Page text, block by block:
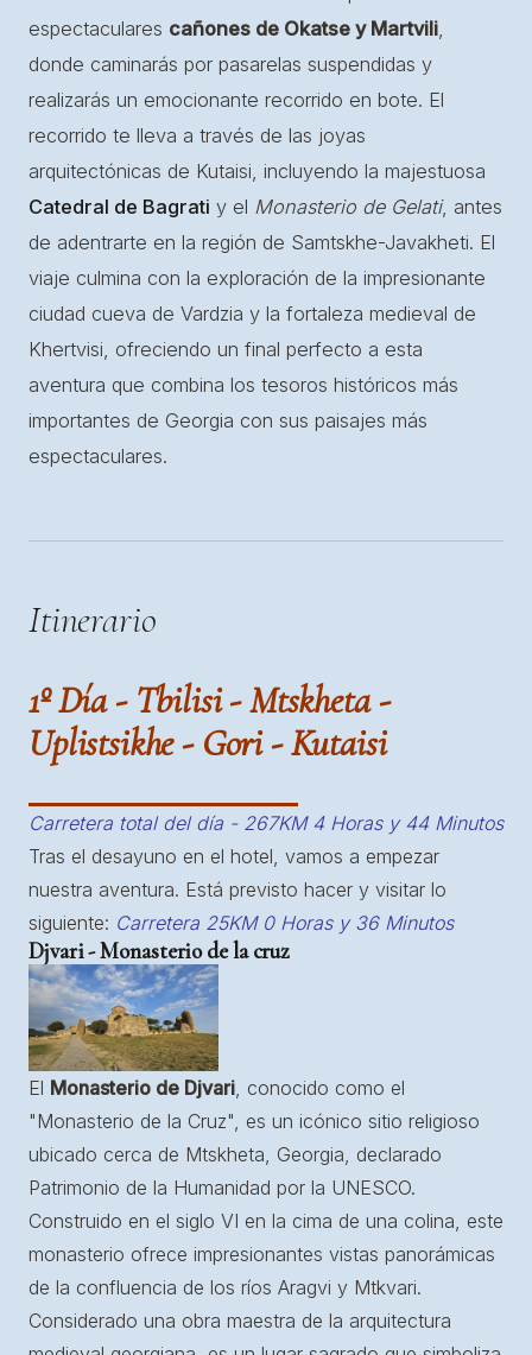
espectaculares cañones de Okatse y Martvili,
donde caminarás por pasarelas suspendidas y
realizarás un emocionante recorrido en bote. El
recorrido te lleva a través de las joyas
arquitectónicas de Kutaisi, incluyendo la majestuosa
Catedral de Bagrati y el Monasterio de Gelati, antes
de adentrarte en la región de Samtskhe-Javakheti. El
viaje culmina con la exploración de la impresionante
ciudad cueva de Vardzia y la fortaleza medieval de
Khertvisi, ofreciendo un final perfecto a esta
aventura que combina los tesoros históricos más
importantes de Georgia con sus paisajes más
espectaculares.
Itinerario
1º Día - Tbilisi - Mtskheta -
Uplistsikhe - Gori - Kutaisi
Carretera total del día - 267KM 4 Horas y 44 Minutos
Tras el desayuno en el hotel, vamos a empezar
nuestra aventura. Está previsto hacer y visitar lo
siguiente: Carretera 25KM 0 Horas y 36 Minutos
Djvari - Monasterio de la cruz
El Monasterio de Djvari, conocido como el
"Monasterio de la Cruz", es un icónico sitio religioso
ubicado cerca de Mtskheta, Georgia, declarado
Patrimonio de la Humanidad por la UNESCO.
Construido en el siglo VI en la cima de una colina, este
monasterio ofrece impresionantes vistas panorámicas
de la confluencia de los ríos Aragvi y Mtkvari.
Considerado una obra maestra de la arquitectura